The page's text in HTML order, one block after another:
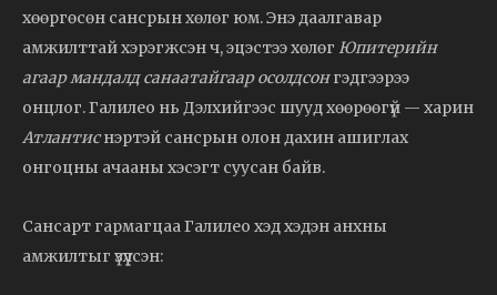
хөөргөсөн сансрын хөлөг юм. Энэ даалгавар
амжилттай хэрэгжсэн ч, эцэстээ хөлөг Юпитерийн
агаар мандалд санаатайгаар осолдсонгэдгээрээ
онцлог. Галилео нь Дэлхийгээс шууд хөөрөөгүй — харин
Атлантиснэртэй сансрын олон дахин ашиглах
онгоцны ачааны хэсэгт суусан байв.
Сансарт гармагцаа Галилео хэд хэдэн анхны
амжилтыг үзүүлсэн: